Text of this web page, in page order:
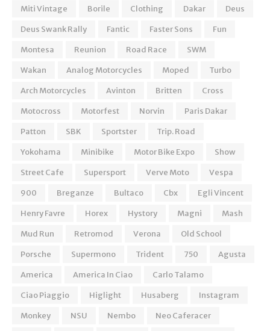
Miti Vintage
Borile Clothing Dakar
Deus
Deus Swank Rally
Fantic Faster Sons
Fun
Montesa
Reunion Road Race
SWM
Wakan
Analog Motorcycles Moped
Turbo
Arch Motorcycles
Avinton Britten
Cross
Motocross
Motorfest Norvin
Paris Dakar
Patton
SBK Sportster
Trip. Road
Yokohama
Minibike Motor Bike Expo
Show
Street Cafe
Supersport Verve Moto
Vespa
900
Breganze Bultaco Cbx
Egli Vincent
Henry Favre
Horex Hystory Magni
Mash
Mud Run
Retromod Verona
Old School
Porsche
Supermono Trident 750
Agusta
America
America In Ciao
Carlo Talamo
Ciao Piaggio
Higlight Husaberg
Instagram
Monkey
NSU Nembo
Neo Caferacer